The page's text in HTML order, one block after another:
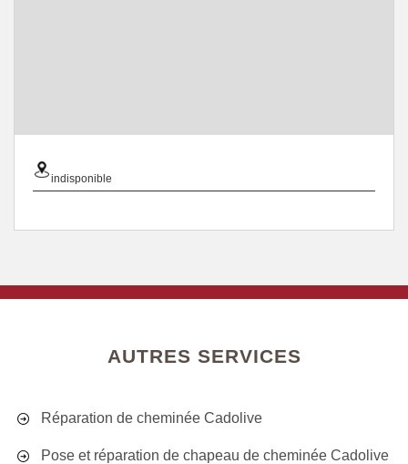
indisponible
AUTRES SERVICES
Réparation de cheminée Cadolive
Pose et réparation de chapeau de cheminée Cadolive